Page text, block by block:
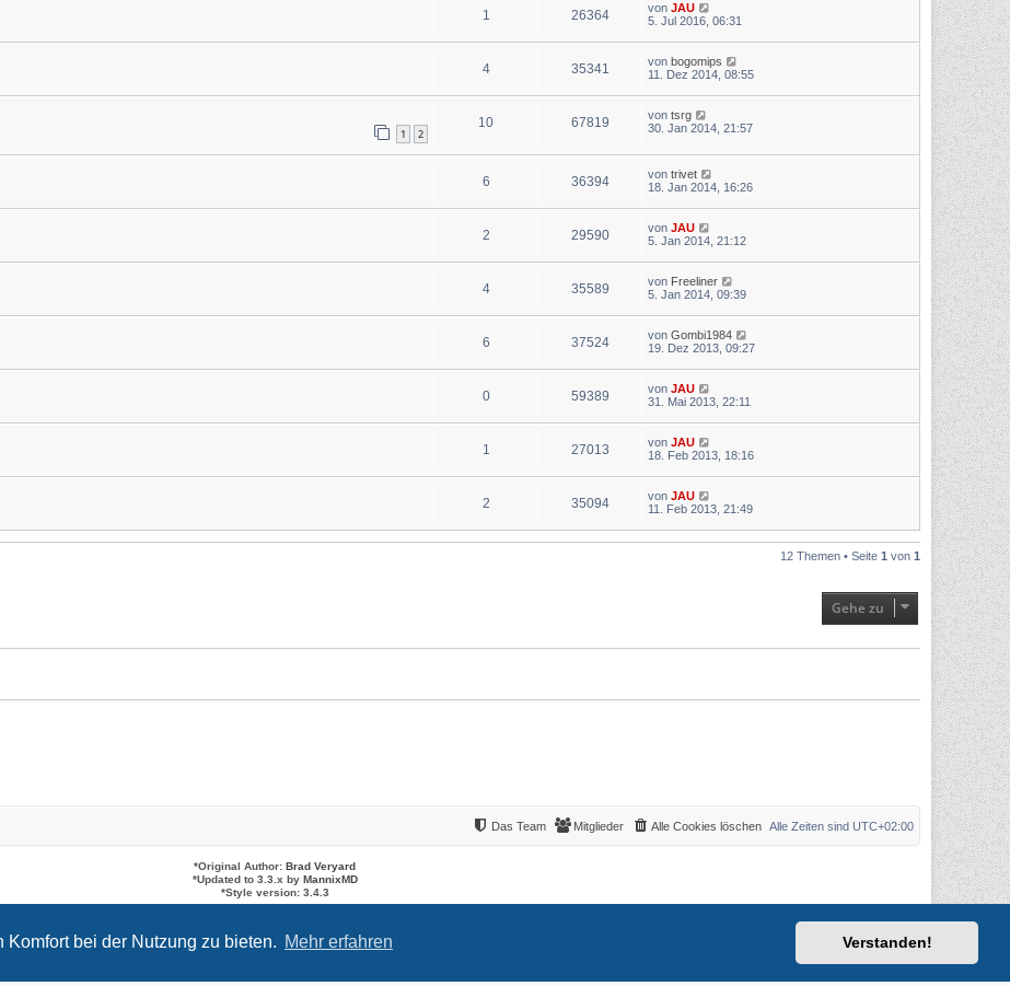
bei der Nutzung zu bieten. Mehr erfahren Verstanden!
1 26364 von JAU
5. Jul 2016, 06:31
4 35341 von bogomips
11. Dez 2014, 08:55
1 2
10 67819 von tsrg
30. Jan 2014, 21:57
6 36394 von trivet
18. Jan 2014, 16:26
2 29590 von JAU
5. Jan 2014, 21:12
4 35589 von Freeliner
5. Jan 2014, 09:39
6 37524 von Gombi1984
19. Dez 2013, 09:27
0 59389 von JAU
31. Mai 2013, 22:11
1 27013 von JAU
18. Feb 2013, 18:16
2 35094 von JAU
11. Feb 2013, 21:49
12 Themen • Seite 1 von 1
Gehe zu
Alle Zeiten sind UTC+02:00
Alle Cookies löschen
Mitglieder
Das Team
*Original Author: Brad Veryard
*Updated to 3.3.x by MannixMD
*Style version: 3.4.3
Datenschutz|Nutzungsbedingungen